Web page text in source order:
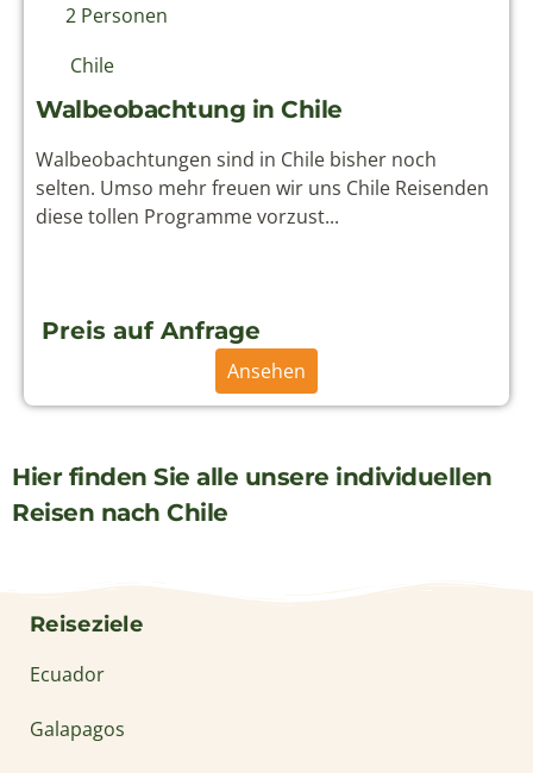
2 Personen
Chile
Walbeobachtung in Chile
Walbeobachtungen sind in Chile bisher noch
selten. Umso mehr freuen wir uns Chile Reisenden
diese tollen Programme vorzust...
Preis auf Anfrage
Ansehen
Hier finden Sie alle unsere individuellen
Reisen nach Chile
Reiseziele
Ecuador
Galapagos